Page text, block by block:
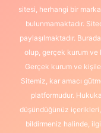
sitesi, herhangi bir
bulunmamaktadır.
paylaşılmaktadır.
olup, gerçek kurum ve
Gerçek kurum ve
Sitemiz, kar amacı
platformudur.
düşündüğünüz içerikleri,
bildirmeniz halinde,